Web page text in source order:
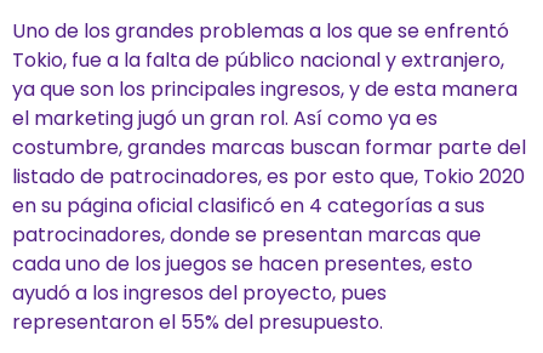
Uno de los grandes problemas a los que se enfrentó
Tokio, fue a la falta de público nacional y extranjero,
ya que son los principales ingresos, y de esta manera
el marketing jugó un gran rol. Así como ya es
costumbre, grandes marcas buscan formar parte del
listado de patrocinadores, es por esto que, Tokio 2020
en su página oficial clasificó en 4 categorías a sus
patrocinadores, donde se presentan marcas que
cada uno de los juegos se hacen presentes, esto
ayudó a los ingresos del proyecto, pues
representaron el 55% del presupuesto.